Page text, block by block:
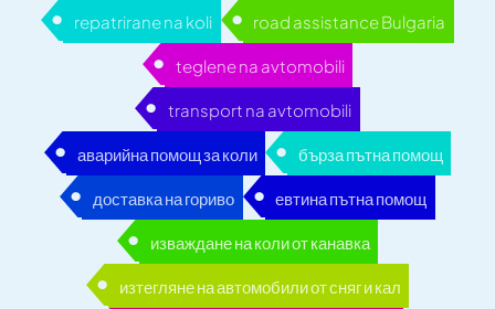
repatrirane na koli road assistance Bulgaria
teglene na avtomobili
transport na avtomobili
аварийна помощ за коли бърза пътна помощ
доставка на гориво евтина пътна помощ
изваждане на коли от канавка
изтегляне на автомобили от сняг и кал